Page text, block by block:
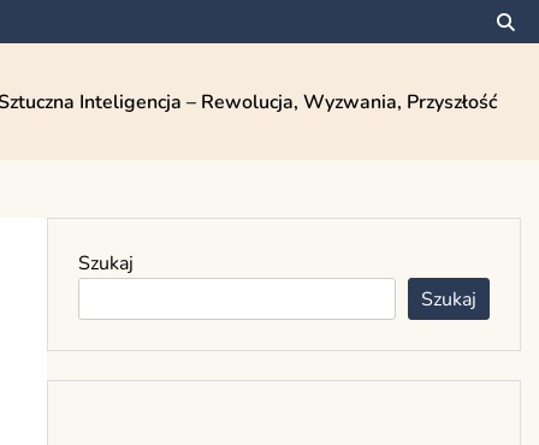
Inteligencja – Rewolucja, Wyzwania, Przyszłość
Szukaj
Szukaj